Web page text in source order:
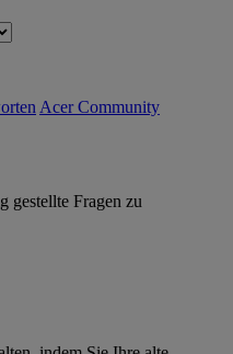
Acer Community
gestellte Fragen zu